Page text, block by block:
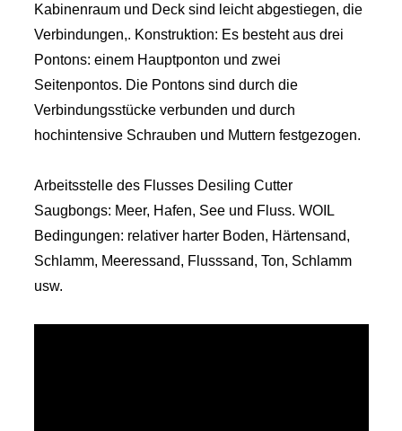
Kabinenraum und Deck sind leicht abgestiegen, die
Verbindungen,. Konstruktion: Es besteht aus drei
Pontons: einem Hauptponton und zwei
Seitenpontos. Die Pontons sind durch die
Verbindungsstücke verbunden und durch
hochintensive Schrauben und Muttern festgezogen.
Arbeitsstelle des Flusses Desiling Cutter
Saugbongs: Meer, Hafen, See und Fluss. WOIL
Bedingungen: relativer harter Boden, Härtensand,
Schlamm, Meeressand, Flusssand, Ton, Schlamm
usw.